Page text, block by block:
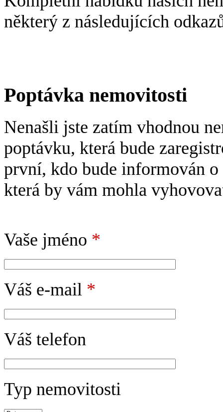
některý z následujících
Poptávka nemovitosti
Nenašli jste zatím vhodnou
poptávku, která bude
první, kdo bude informován
která by vám mohla
Vaše jméno *
Váš e-mail *
Váš telefon
Typ nemovitosti